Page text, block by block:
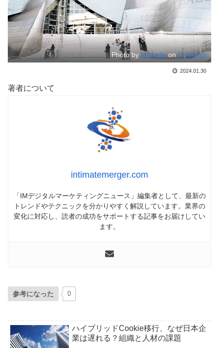
Photo byMichelleonUnsplash
2024.01.30
著者について
intimatemerger.com
「IMデジタルマーケティングニュース」編集者として、最新の
トレンドやテクニックを分かりやすく解説しています。業界の
変化に対応し、読者の成功をサポートする記事をお届けしてい
ます。
参考になった 0
ハイブリッドCookie移行、なぜ日本企
業は遅れる？組織と人材の課題